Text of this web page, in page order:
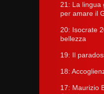
21: La lingua
per amare il
20: Isocrate
bellezza
19: Il
18:
17: Maurizio